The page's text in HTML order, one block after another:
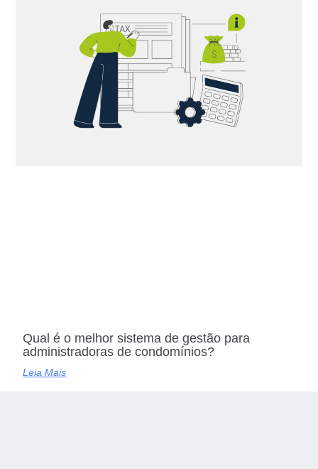
Qual é o melhor sistema de gestão para
administradoras de condomínios?
Leia Mais